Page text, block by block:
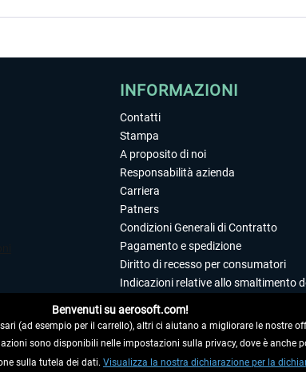
INFORMAZIONI
Contatti
Stampa
A proposito di noi
Responsabilità azienda
Carriera
Patners
Condizioni Generali di Contratto
Pagamento e spedizione
Diritto di recesso per consumatori
Indicazioni relative allo smaltimento
Editoriale
Benvenuti su aerosoft.com!
(ad esempio per il carrello), altri ci aiutano a migliorare le nostre
sono disponibili nelle impostazioni sulla privacy, dove è anche
sulla tutela dei dati. Visualizza la nostra dichiarazione per la